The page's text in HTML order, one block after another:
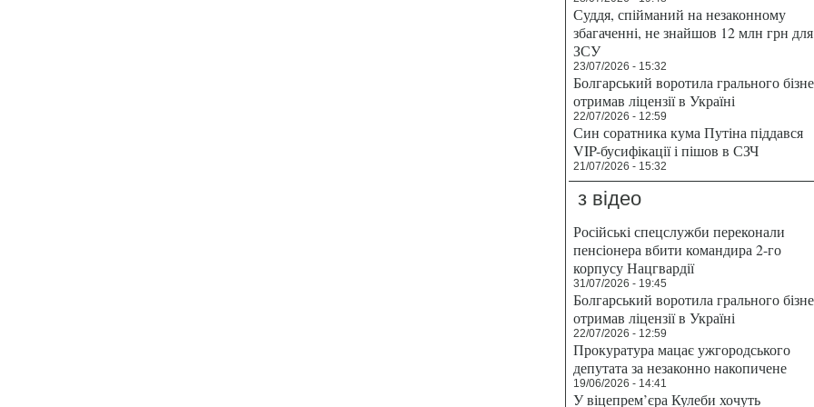
Суддя, спійманий на незаконному
збагаченні, не знайшов 12 млн грн для
ЗСУ
23/07/2026 - 15:32
Болгарський воротила грального
отримав ліцензії в Україні
22/07/2026 - 12:59
Син соратника кума Путіна піддався
VIP-бусифікації і пішов в СЗЧ
21/07/2026 - 15:32
з відео
Російські спецслужби переконали
пенсіонера вбити командира 2-го
корпусу Нацгвардії
31/07/2026 - 19:45
Болгарський воротила грального
отримав ліцензії в Україні
22/07/2026 - 12:59
Прокуратура мацає ужгородського
депутата за незаконно накопичене
19/06/2026 - 14:41
У віцепрем’єра Кулеби хочуть